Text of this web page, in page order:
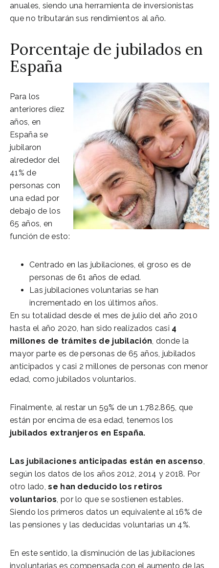
anuales, siendo una herramienta de inversionistas
que no tributarán sus rendimientos al año.
Porcentaje de jubilados en
España
Para los
anteriores diez
años, en
España se
jubilaron
alrededor del
41% de
personas con
una edad por
debajo de los
65 años, en
función de esto:
Centrado en las jubilaciones, el groso es de
personas de 61 años de edad.
Las jubilaciones voluntarias se han
incrementado en los últimos años.
En su totalidad desde el mes de julio del año 2010
hasta el año 2020, han sido realizados casi 4
millones de trámites de jubilación, donde la
mayor parte es de personas de 65 años, jubilados
anticipados y casi 2 millones de personas con menor
edad, como jubilados voluntarios.
Finalmente, al restar un 59% de un 1.782.865, que
están por encima de esa edad, tenemos los
jubilados extranjeros en España.
Las jubilaciones anticipadas están en ascenso,
según los datos de los años 2012, 2014 y 2018. Por
otro lado, se han deducido los retiros
voluntarios, por lo que se sostienen estables.
Siendo los primeros datos un equivalente al 16% de
las pensiones y las deducidas voluntarias un 4%.
En este sentido, la disminución de las jubilaciones
involuntarias es compensada con el aumento de las